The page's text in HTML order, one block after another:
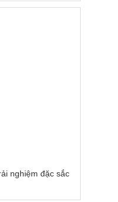
nghiệm đặc sắc